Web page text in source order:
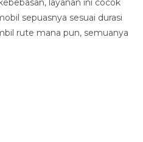
layanan ini cocok
sepuasnya sesuai durasi
rute mana pun, semuanya